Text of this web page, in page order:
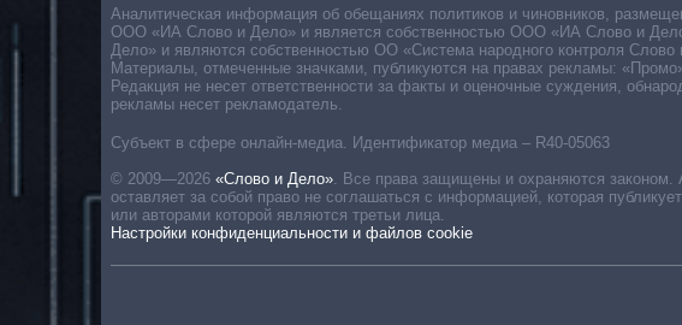
Субъект в сфере онлайн-медиа. Идентификатор медиа – R40-05063
© 2009—2026 «Слово и Дело» Все права защищены и охраняются законом.
оставляет за собой право не соглашаться с информацией, которая
или авторами которой являются третьи лица.
Настройки конфиденциальности и файлов cookie
Аналитическая информация об обещаниях политиков и чиновников,
ООО «ИА Слово и Дело» и является собственностью ООО «ИА Слово и
Дело» и являются собственностью ОО «Система народного контроля Слово
Материалы, отмеченные значками, публикуются на правах рекламы:
Редакция не несет ответственности за факты и оценочные суждения,
рекламы несет рекламодатель.